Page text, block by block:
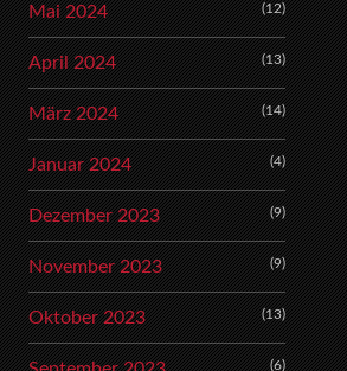
Mai 2024 (12)
April 2024 (13)
März 2024 (14)
Januar 2024 (4)
Dezember 2023 (9)
November 2023 (9)
Oktober 2023 (13)
(6)